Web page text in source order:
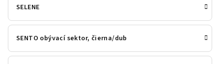
SELENE
SENTO obývací sektor, čierna/dub